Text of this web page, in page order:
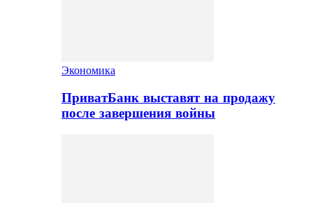
Экономика
ПриватБанк выставят на продажу
после завершения войны